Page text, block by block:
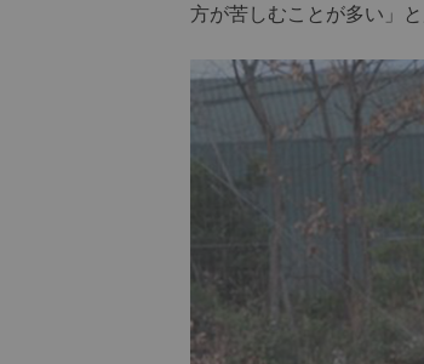
方が苦しむことが多い」